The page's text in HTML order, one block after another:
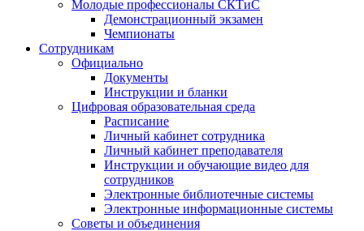
Молодые профессионалы СКТиС
Демонстрационный экзамен
Чемпионаты
Сотрудникам
Официально
Документы
Инструкции и бланки
Цифровая образовательная среда
Расписание
Личный кабинет сотрудника
Личный кабинет преподавателя
Инструкции и обучающие видео для
сотрудников
Электронные библиотечные системы
Электронные информационные системы
Советы и объединения